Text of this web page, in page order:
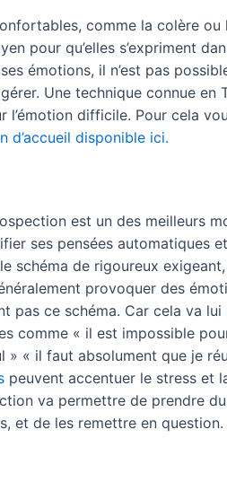
comme la colère ou
pour qu’elles s’expriment
émotions, il n’est pas
Une technique connue en
l’émotion difficile. Pour cela
d’accueil disponible ici.
est un des meilleurs
ses pensées automatiques
schéma de rigoureux
provoquer des
pas ce schéma. Car cela va
comme « il est impossible
» « il faut absolument que je
peuvent accentuer le stress et
va permettre de prendre
et de les remettre en question.